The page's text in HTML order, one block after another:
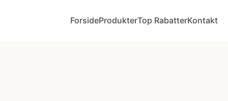
ForsideProdukterTop RabatterKontakt